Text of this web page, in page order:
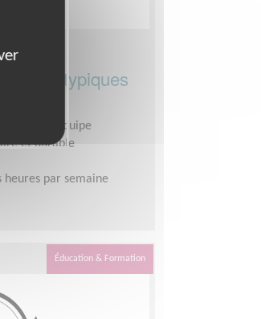
Neuroatypiques
d'équipe
et durable
heures par semaine
Éducation & Formation